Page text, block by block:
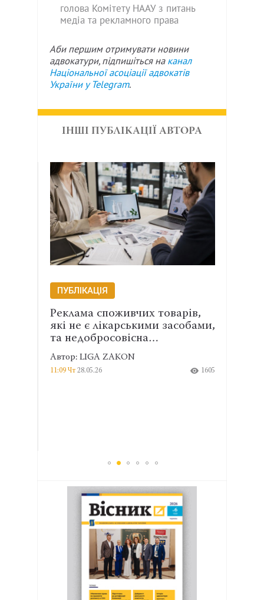
голова Комітету НААУ з питань
медіа та рекламного права
Аби першим отримувати новини
адвокатури, підпишіться на канал
Національної асоціації адвокатів
України у Telegram.
ІНШІ ПУБЛІКАЦІЇ АВТОРА
ПУБЛІКАЦІЯ
Реклама споживчих товарів,
які не є лікарськими засобами,
та недобросовісна…
Автор: LIGA ZAKON
11:09 Чт 28.05.26 1605